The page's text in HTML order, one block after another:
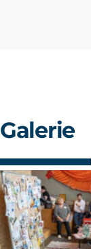
Galerie